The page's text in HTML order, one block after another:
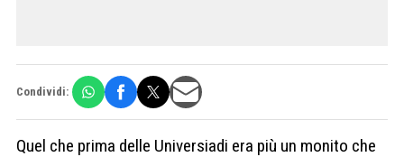
Condividi:
Quel che prima delle Universiadi era più un monito che